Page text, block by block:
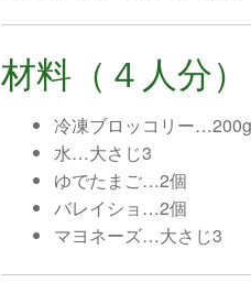
材料（４人分）
冷凍ブロッコリー…200g
水…大さじ3
ゆでたまご…2個
バレイショ…2個
マヨネーズ…大さじ3